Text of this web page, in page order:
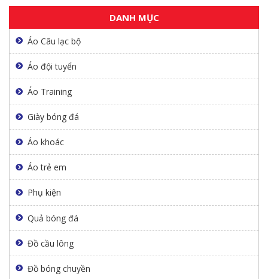
DANH MỤC
Áo Câu lạc bộ
Áo đội tuyển
Áo Training
Giày bóng đá
Áo khoác
Áo trẻ em
Phụ kiện
Quả bóng đá
Đồ cầu lông
Đồ bóng chuyền